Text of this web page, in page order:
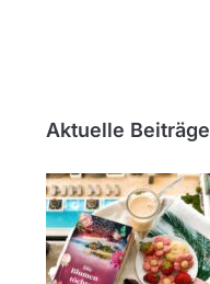
Aktuelle Beiträge